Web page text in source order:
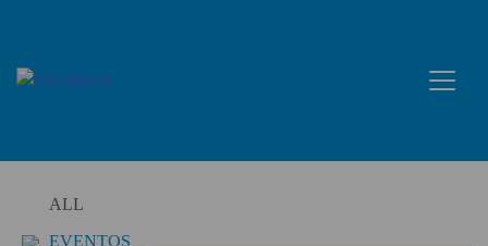
content
ALL
EVENTOS